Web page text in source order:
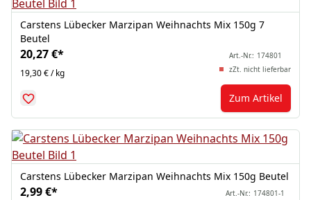
Carstens Lübecker Marzipan Weihnachts Mix 150g 7
Beutel
20,27 €*
19,30 € / kg
Art.-Nr.: 174801
zZt. nicht lieferbar
Zum Artikel
Carstens Lübecker Marzipan Weihnachts Mix 150g Beutel
2,99 €* Art.-Nr.: 174801-1